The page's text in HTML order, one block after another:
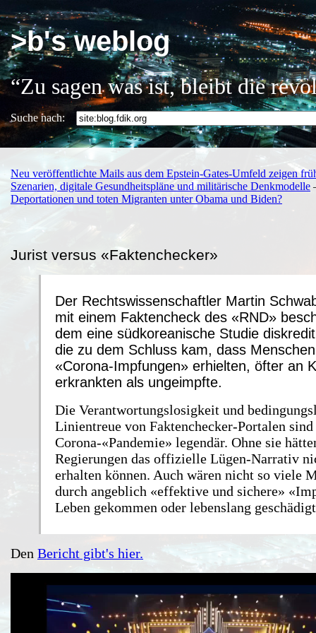
>b's weblog
“Zu sagen was ist, bleibt die
Suche nach:
Neu veröffentlichte Mails aus dem Epstein-Gates-Umfeld zeigen
Szenarien, digitale Gesundheitspläne und militärische Denkmodelle
Deportationen und toten Migranten unter Obama und Biden?
Jurist versus «Faktenchecker»
Der Rechtswissenschaftler Martin
mit einem Faktencheck des «RND»
dem eine südkoreanische Studie
die zu dem Schluss kam, dass
«Corona-Impfungen» erhielten, öfter an
erkrankten als ungeimpfte.
Die Verantwortungslosigkeit und
Linientreue von Faktenchecker-Portalen
Corona-«Pandemie» legendär. Ohne sie
Regierungen das offizielle Lügen-Narrativ
erhalten können. Auch wären nicht so viele
durch angeblich «effektive und sichere»
Leben gekommen oder lebenslang
Den Bericht gibt's hier.